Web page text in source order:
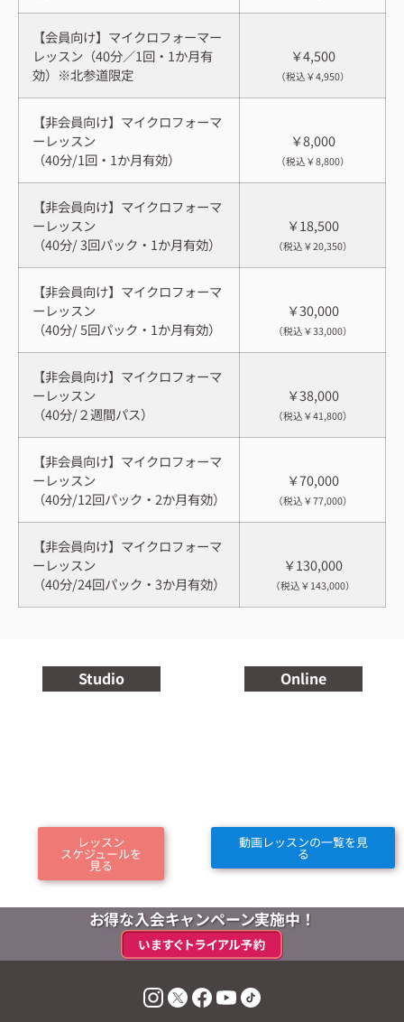
【会員向け】マイクロフォーマー
レッスン（40分／1回・1か月有
効）※北参道限定
￥4,500
（税込￥4,950）
【非会員向け】マイクロフォーマ
ーレッスン
（40分/1回・1か月有効）
￥8,000
（税込￥8,800）
【非会員向け】マイクロフォーマ
ーレッスン
（40分/ 3回パック・1か月有効）
￥18,500
（税込￥20,350）
【非会員向け】マイクロフォーマ
ーレッスン
（40分/ 5回パック・1か月有効）
￥30,000
（税込￥33,000）
【非会員向け】マイクロフォーマ
ーレッスン
（40分/２週間パス）
￥38,000
（税込￥41,800）
【非会員向け】マイクロフォーマ
ーレッスン
（40分/12回パック・2か月有効）
￥70,000
（税込￥77,000）
【非会員向け】マイクロフォーマ
ーレッスン
（40分/24回パック・3か月有効）
￥130,000
（税込￥143,000）
Studio
レッスン
スケジュールを
見る
Online
動画レッスンの一覧を見
る
お得な入会キャンペーン実施中！